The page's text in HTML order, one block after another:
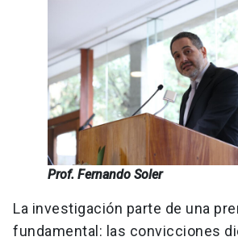
Prof. Fernando Soler
La investigación parte de una
fundamental: las convicciones